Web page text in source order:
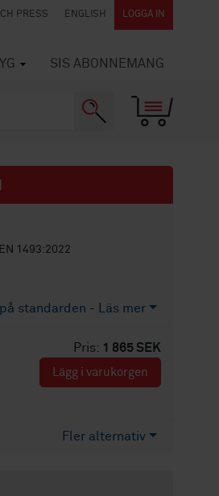
PRESS ENGLISH LOGGA IN
SIS ABONNEMANG
1493:2022
standarden - Läs mer
Pris: 1 865 SEK
Lägg i varukorgen
Fler alternativ